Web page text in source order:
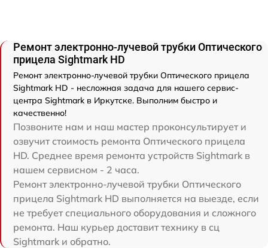
Ремонт электронно-лучевой трубки Оптического
прицела Sightmark HD
Ремонт электронно-лучевой трубки Оптического прицела
Sightmark HD - несложная задача для нашего сервис-
центра Sightmark в Иркутске. Выполним быстро и
качественно!
Позвоните нам и наш мастер проконсультирует и
озвучит стоимость ремонта Оптического прицела
HD. Среднее время ремонта устройств Sightmark в
нашем сервисном - 2 часа.
Ремонт электронно-лучевой трубки Оптического
прицела Sightmark HD выполняется на выезде, если
не требует специального оборудования и сложного
ремонта. Наш курьер доставит технику в сц
Sightmark и обратно.